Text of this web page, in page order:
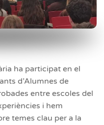
ha participat en el
d’Alumnes de
entre escoles del
i hem
temes clau per a la